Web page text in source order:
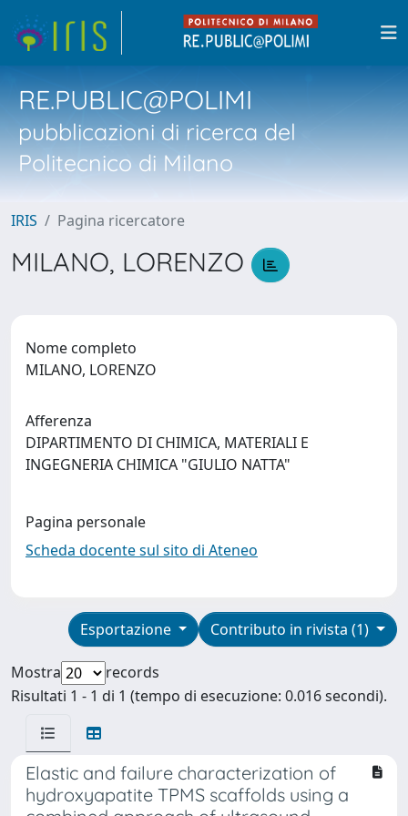
RE.PUBLIC@POLIMI
pubblicazioni di ricerca del
Politecnico di Milano
IRIS Pagina ricercatore
MILANO, LORENZO
Nome completo
MILANO, LORENZO
Afferenza
DIPARTIMENTO DI CHIMICA, MATERIALI E
INGEGNERIA CHIMICA "GIULIO NATTA"
Pagina personale
Scheda docente sul sito di Ateneo
Contributo in rivista (1)
Esportazione
Mostra
records
Risultati 1 - 1 di 1 (tempo di esecuzione: 0.016 secondi).
Elastic and failure characterization of
hydroxyapatite TPMS scaffolds using a